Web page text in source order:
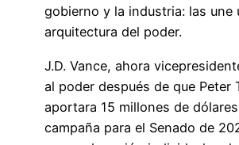
gobierno y la industria: las une
arquitectura del poder.
J.D. Vance, ahora
al poder después de que Peter
aportara 15 millones de
campaña para el Senado de